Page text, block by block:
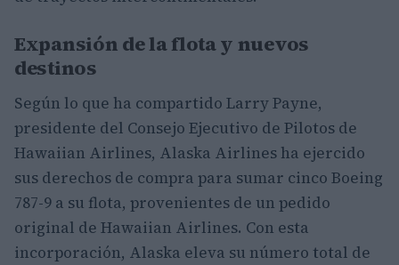
Expansión de la flota y nuevos
destinos
Según lo que ha compartido Larry Payne,
presidente del Consejo Ejecutivo de Pilotos de
Hawaiian Airlines, Alaska Airlines ha ejercido
sus derechos de compra para sumar cinco Boeing
787-9 a su flota, provenientes de un pedido
original de Hawaiian Airlines. Con esta
incorporación, Alaska eleva su número total de